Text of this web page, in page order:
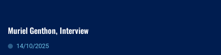
Muriel Genthon, Interview
14/10/2025